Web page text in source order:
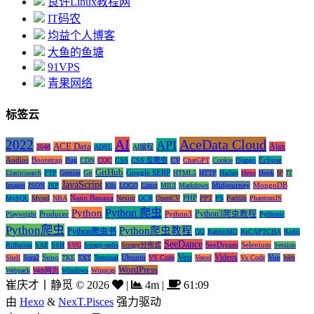
IT码农
均益个人博客
大鱼的鱼塘
91VPS
青果网络
标签云
2022 2048 ACE Data ADSL AI AI编程 API AceData Cloud Ajax
Audios Bootstrap Bug CDN CQC CSS CSS 反爬虫 CV ChatGPT Cookie Django Eclipse
Elasticsearch FTP Gemini Git GitHub Google SERP HTML5 HTTP Hailuo Hexo Hook IP IT
Images JSON JSP JavaScript K8s LOGO Linux MIUI Markdown Midjourney MongoDB
MySQL Mysql NBA Nano Banana Nexior OCR OpenCV PHP PPT PS Pathlib PhantomJS
Playwright Producer Python Python 爬虫 Python3 Python3爬虫教程 Pythonic
Python爬虫 Python爬虫书 Python爬虫教程 QQ RabbitMQ ReCAPTCHA Redis
Riffusion SAE SSH SVG Scrapy-redis Scrapy分布式 SeeDance SeeDream Selenium Session
Shell Sora2 Suno TKE TXT Terminal Ubuntu VS Code Veo Vercel Videos Vs Code Vue Web
Webpack Web网页 Windows Winpcap WordPress
崔庆才丨静觅 © 2026 | 4m |
61:09
由 Hexo & NexT.Pisces 强力驱动